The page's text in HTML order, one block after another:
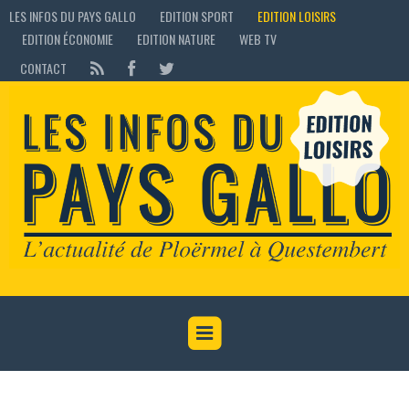
LES INFOS DU PAYS GALLO EDITION SPORT
EDITION LOISIRS
EDITION ÉCONOMIE
EDITION NATURE
WEB TV
CONTACT